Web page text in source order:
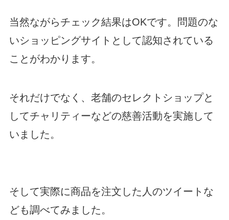
当然ながらチェック結果はOKです。問題のな
いショッピングサイトとして認知されている
ことがわかります。
それだけでなく、老舗のセレクトショップと
してチャリティーなどの慈善活動を実施して
いました。
そして実際に商品を注文した人のツイートな
ども調べてみました。